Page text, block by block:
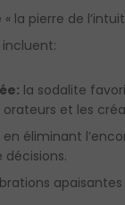
la pierre de
incluent:
la sodalite
orateurs et les
en éliminant
décisions.